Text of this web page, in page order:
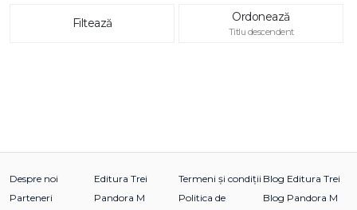
Filtează Ordonează
Titlu descendent
Despre noi
Parteneri
Editura Trei
Pandora M
Termeni și condiții
Politica de
Blog Editura Trei
Blog Pandora M